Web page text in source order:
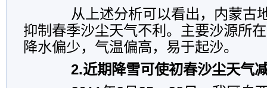
从上述分析可以看出，内蒙古
抑制春季沙尘天气不利。主要沙源所
降水偏少，气温偏高，易于起沙。
2.近期降雪可使初春沙尘天气